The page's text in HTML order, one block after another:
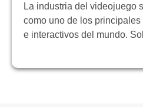
La industria del videojuego
como uno de los
e interactivos del mundo.